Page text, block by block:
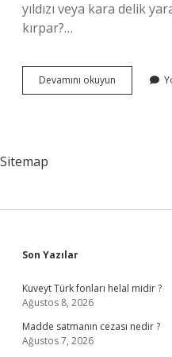
yıldızı veya kara delik
kırpar?…
Devamını okuyun Yıldızlar
Neden
Sitemap
Sidebar
Son Yazılar
Kuveyt Türk fonları helal midir ?
Ağustos 8, 2026
Madde satmanın cezası nedir ?
Ağustos 7, 2026